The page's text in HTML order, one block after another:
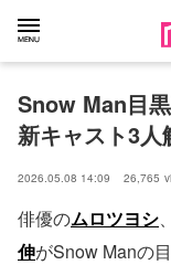
Snow Man目
新キャスト3人
2026.05.08 14:09 26,765
俳優のムロツヨシ、
伸がSnow Manの